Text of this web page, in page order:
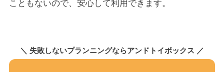
こともないので、安心して利用できます。
＼ 失敗しないプランニングならアンドトイボックス ／